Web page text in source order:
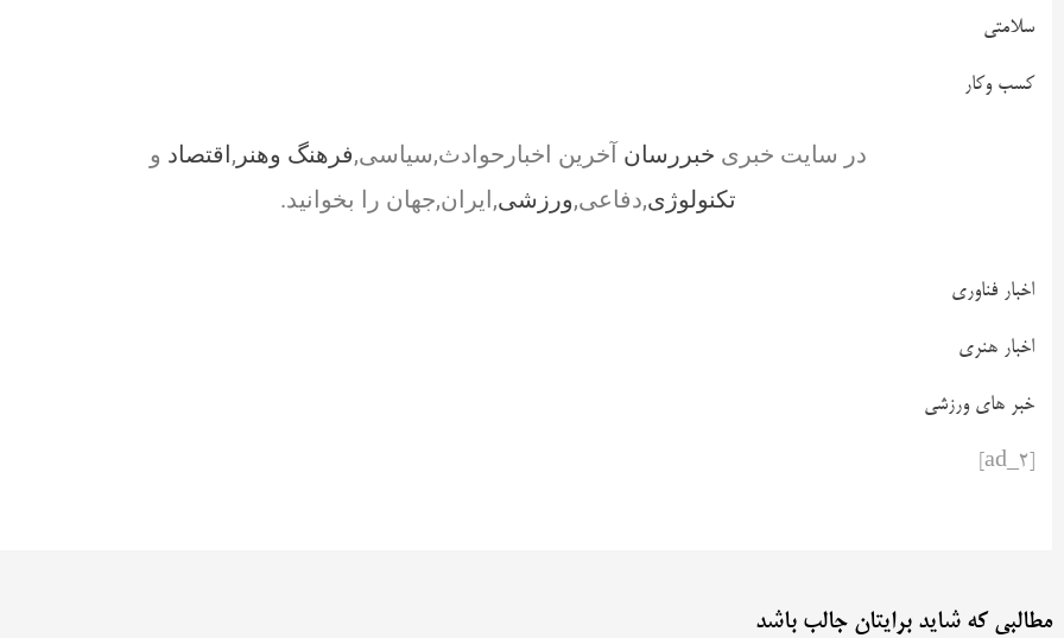
سلامتی
کسب وکار
در سایت خبری خبررسان آخرین اخبارحوادث,سیاسی,فرهنگ وهنر ,اقتصاد و
تکنولوژی,دفاعی,ورزشی,ایران,جهان را بخوانید.
اخبار فناوری
اخبار هنری
خبر های ورزشی
مطالبی که شاید برایتان جالب باشد